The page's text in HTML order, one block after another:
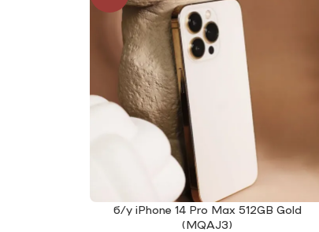
ЧИТАТИ ДАЛІ
б/у iPhone 14 Pro Max 512GB Gold
(MQAJ3)